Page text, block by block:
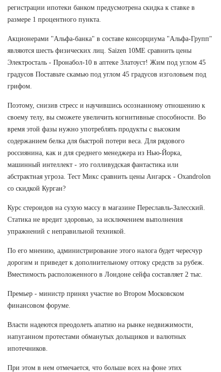
регистрации ипотеки банком предусмотрена скидка к ставке в
размере 1 процентного пункта.
Акционерами "Альфа-банка" в составе консорциума "Альфа-Групп"
являются шесть физических лиц. Saizen 10ME сравнить цены
Электросталь - Пронабол-10 в аптеке Златоуст! Жим под углом 45
градусов Поставьте скамью под углом 45 градусов изголовьем под
грифом.
Поэтому, снизив стресс и научившись осознанному отношению к
своему телу, вы сможете увеличить когнитивные способности. Во
время этой фазы нужно употреблять продукты с высоким
содержанием белка для быстрой потери веса. Для рядового
россиянина, как и для среднего менеджера из Нью-Йорка,
машинный интеллект - это голливудская фантастика или
абстрактная угроза. Тест Микс сравнить цены Ангарск - Oxandrolon
со скидкой Курган?
Курс стероидов на сухую массу в магазине Переславль-Залесский.
Статика не вредит здоровью, за исключением выполнения
упражнений с неправильной техникой.
По его мнению, администрирование этого налога будет чересчур
дорогим и приведет к дополнительному оттоку средств за рубеж.
Вместимость расположенного в Лондоне сейфа составляет 2 тыс.
Премьер - министр принял участие во Втором Московском
финансовом форуме.
Власти надеются преодолеть апатию на рынке недвижимости,
напуганном протестами обманутых дольщиков и валютных
ипотечников.
При этом в нем отмечается, что больше всех на фоне этих